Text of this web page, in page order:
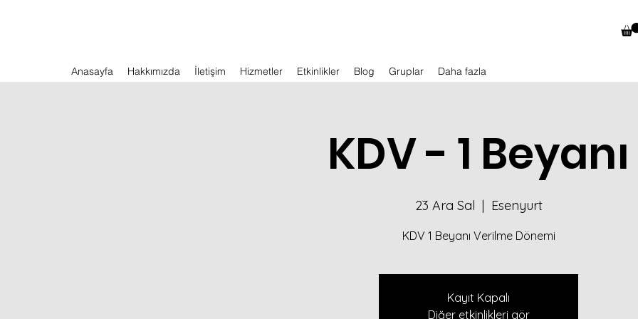
Anasayfa Hakkımızda İletişim Hizmetler Etkinlikler Blog Gruplar Daha fazla
KDV - 1 Beyanı
23 Ara Sal
  |
Esenyurt
KDV 1 Beyanı Verilme Dönemi
Kayıt Kapalı
Diğer etkinlikleri gör